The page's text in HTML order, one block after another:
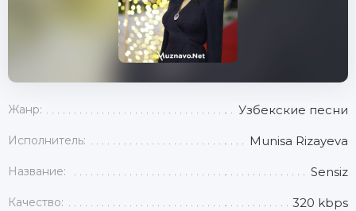
Жанр: Узбекские песни
Исполнитель: Munisa Rizayeva
Название: Sensiz
Качество: 320 kbps